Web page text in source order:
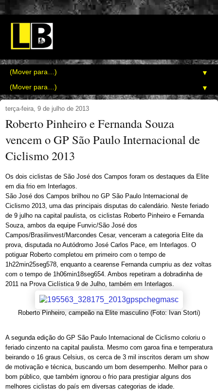
▼
▼
terça-feira, 9 de julho de 2013
Roberto Pinheiro e Fernanda Souza
vencem o GP São Paulo Internacional de
Ciclismo 2013
Os dois ciclistas de São José dos Campos foram os destaques da Elite
em dia frio em Interlagos.
São José dos Campos brilhou no GP São Paulo Internacional de
Ciclismo 2013, uma das principais disputas do calendário. Neste feriado
de 9 julho na capital paulista, os ciclistas Roberto Pinheiro e Fernanda
Souza, ambos da equipe Funvic/São José dos
Campos/Brasilinvest/Marcondes Cesar, venceram a categoria Elite da
prova, disputada no Autódromo José Carlos Pace, em Interlagos. O
potiguar Roberto completou em primeiro com o tempo de
1h22min25seg578, enquanto a cearense Fernanda cumpriu as dez voltas
com o tempo de 1h06min18seg654. Ambos repetiram a dobradinha de
2011 na Prova Ciclística 9 de Julho, também em Interlagos.
Roberto Pinheiro, campeão na Elite masculino (Foto: Ivan Storti)
A segunda edição do GP São Paulo Internacional de Ciclismo coloriu o
feriado cinzento na capital paulista. Mesmo com garoa fina e temperatura
beirando o 16 graus Celsius, os cerca de 3 mil inscritos deram um show
de motivação e técnica, buscando um bom desempenho. Melhor para o
bom público, que também ignorou o frio para prestigiar alguns dos
melhores ciclistas do país em diversas categorias de idade.